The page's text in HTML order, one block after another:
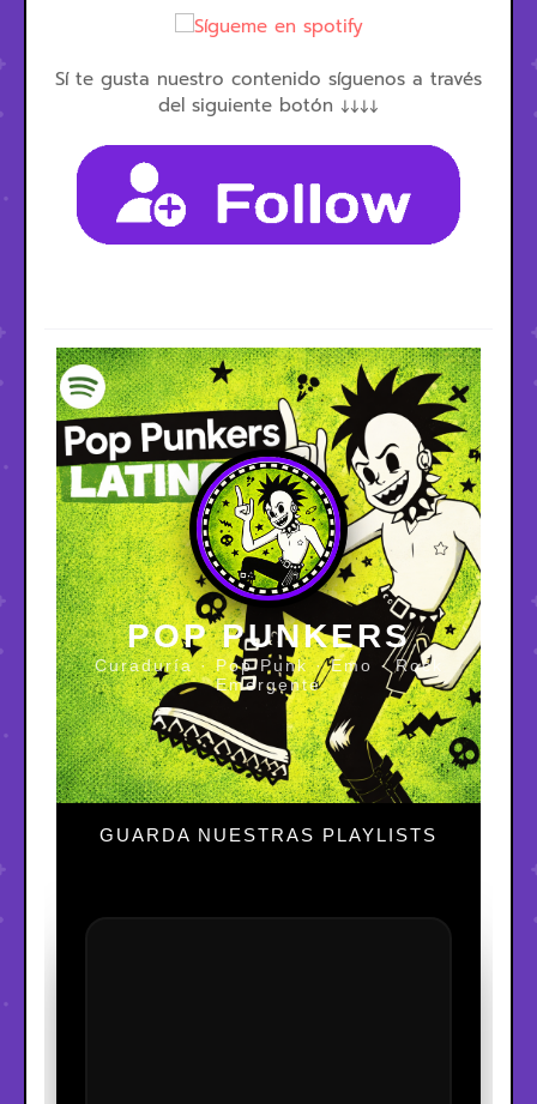
Sí te gusta nuestro contenido síguenos a través
del siguiente botón ↓↓↓↓
POP PUNKERS
Curaduría · Pop Punk · Emo · Rock
Emergente
GUARDA NUESTRAS PLAYLISTS